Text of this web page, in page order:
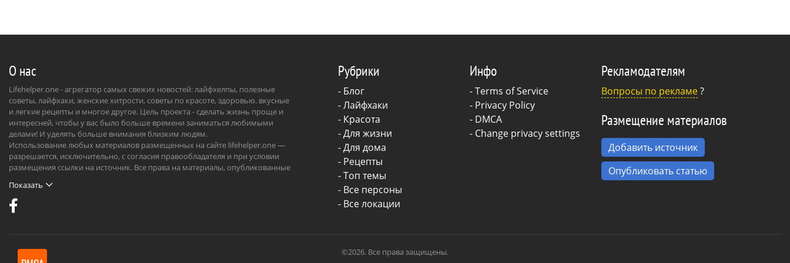
О нас
Lifehelper.one - агрегатор самых свежих новостей: лайфхелпы, полезные
советы, лайфхаки, женские хитрости, советы по красоте, здоровью. вкусные
и легкие рецепты и многое другое. Цель проекта - сделать жизнь проще и
интересней, чтобы у вас было больше времени заниматься любимыми
делами! И уделять больше внимания близким людям.
Использование любых материалов размещенных на сайте lifehelper.one —
разрешается, исключительно, с согласия правообладателя и при условии
размещения ссылки на источник. Все права на материалы, опубликованные
Показать
Рубрики
- Блог
-Лайфхаки
- Красота
-Для жизни
-Для дома
- Рецепты
- Топ темы
- Все персоны
- Все локации
Инфо
-Terms of Service
- Privacy Policy
- DMCA
- Change privacy settings
Рекламодателям
Вопросы по рекламе?
Размещение материалов
Добавить источник
Опубликовать статью
©2026. Все права защищены.